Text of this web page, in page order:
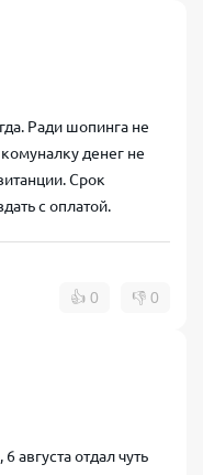
Ради шопинга не
денег не
Срок
с оплатой.
👍 0 👎 0
августа отдал чуть